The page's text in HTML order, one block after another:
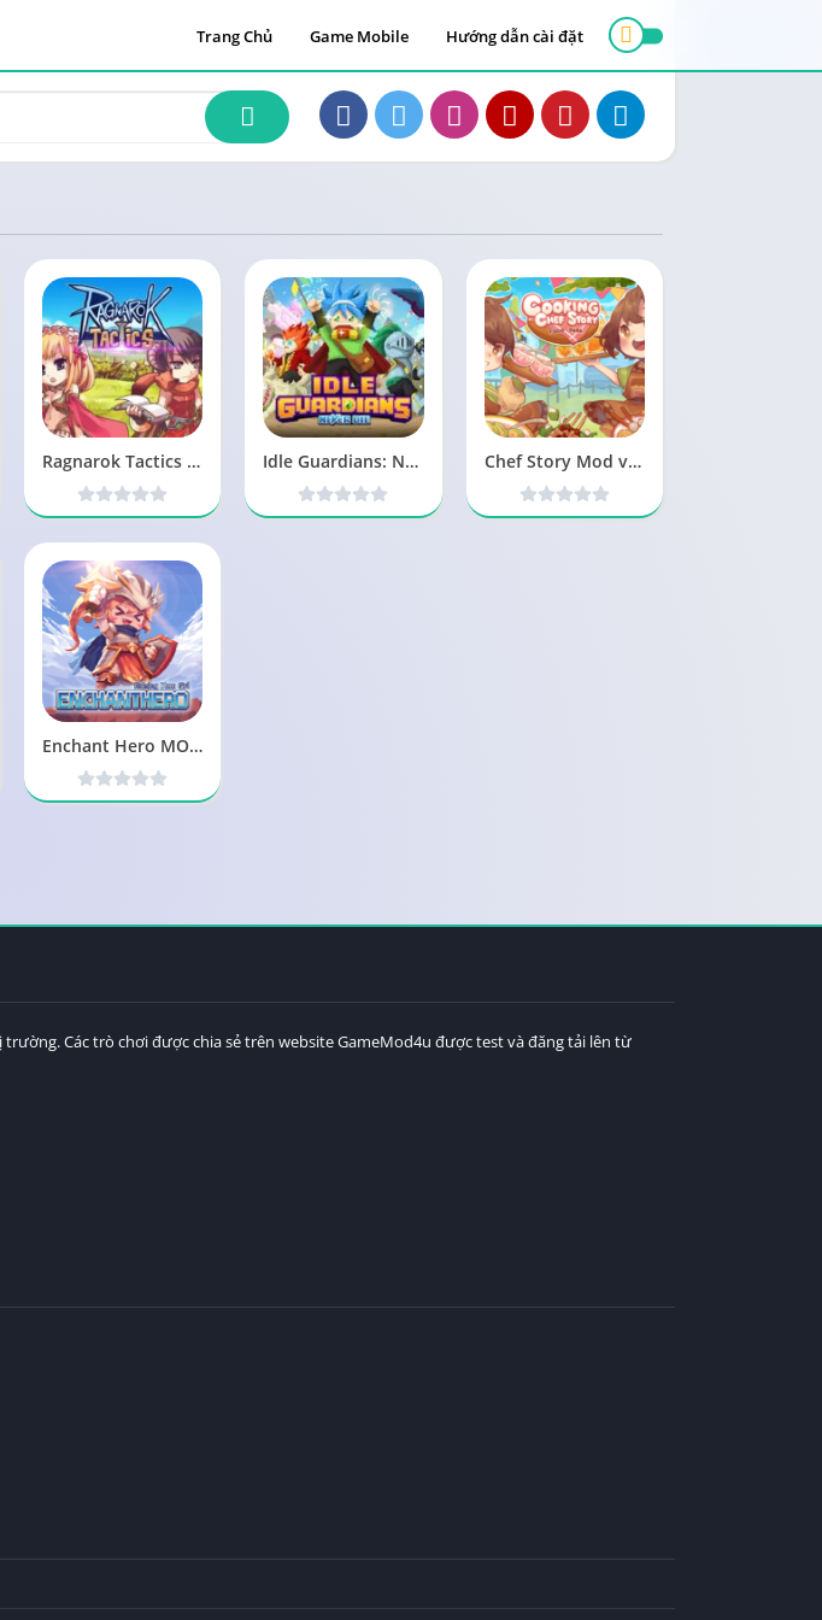
Trang Chủ Game Mobile Hướng dẫn cài đặt
Ragnarok Tactics SEA MOD Menu, Sát Thương 5.6.0 APK Idle Guardians: Never Die MOD Menu, Bất tử, Sát thương 3.0.8 APK Chef Story Mod v0.3.11 APK Full tiền (Vô hạn Money)
Enchant Hero MOD Nâng Cấp, Vô Hạn Kỹ Năng 0.8.6 APK
Các trò chơi được chia sẻ trên website GameMod4u được test và đăng tải lên từ